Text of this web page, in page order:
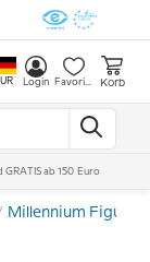
Login Favoriten Korb
GRATIS ab 150 Euro
Millennium Figuren